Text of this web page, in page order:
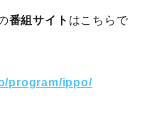
番組サイト はこちらで
program/ippo/